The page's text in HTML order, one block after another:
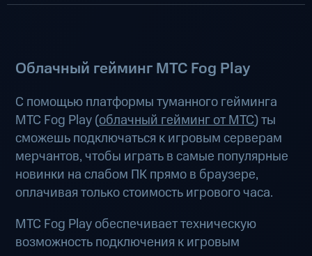
Облачный гейминг МТС Fog Play
С помощью платформы туманного гейминга
МТС Fog Play (облачный гейминг от МТС) ты
сможешь подключаться к игровым серверам
мерчантов, чтобы играть в самые популярные
новинки на слабом ПК прямо в браузере,
оплачивая только стоимость игрового часа.
МТС Fog Play обеспечивает техническую
возможность подключения к игровым